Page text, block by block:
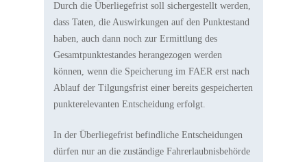
Durch die Überliegefrist soll sichergestellt werden,
dass Taten, die Auswirkungen auf den Punktestand
haben, auch dann noch zur Ermittlung des
Gesamtpunktestandes herangezogen werden
können, wenn die Speicherung im FAER erst nach
Ablauf der Tilgungsfrist einer bereits gespeicherten
punkterelevanten Entscheidung erfolgt.
In der Überliegefrist befindliche Entscheidungen
dürfen nur an die zuständige Fahrerlaubnisbehörde